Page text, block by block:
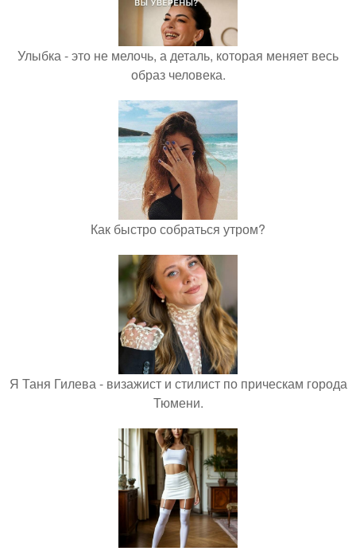
Улыбка - это не мелочь, а деталь, которая меняет весь
образ человека.
Как быстро собраться утром?
Я Таня Гилева - визажист и стилист по прическам города
Тюмени.